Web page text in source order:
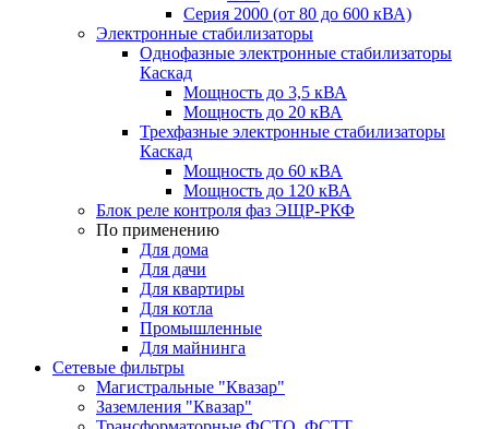
Серия 2000 (от 80 до 600 кВА)
Электронные стабилизаторы
Однофазные электронные стабилизаторы
Каскад
Мощность до 3,5 кВА
Мощность до 20 кВА
Трехфазные электронные стабилизаторы
Каскад
Мощность до 60 кВА
Мощность до 120 кВА
Блок реле контроля фаз ЭЩР-РКФ
По применению
Для дома
Для дачи
Для квартиры
Для котла
Промышленные
Для майнинга
Сетевые фильтры
Магистральные "Квазар"
Заземления "Квазар"